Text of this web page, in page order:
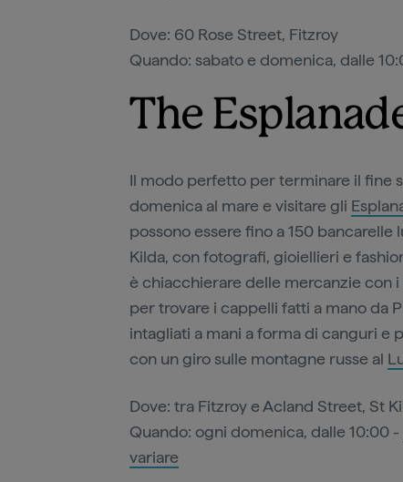
Dove: 60 Rose Street, Fitzroy
Quando: sabato e domenica, dalle
The
Il modo perfetto per terminare il fine
domenica al mare e visitare gli
possono essere fino a 150
Kilda, con fotografi, gioiellieri e
è chiacchierare delle mercanzie con
per trovare i cappelli fatti a mano da
intagliati a mani a forma di canguri e
con un giro sulle montagne russe al
Dove: tra Fitzroy e Acland Street, St
Quando: ogni domenica, dalle 10:00 -
variare